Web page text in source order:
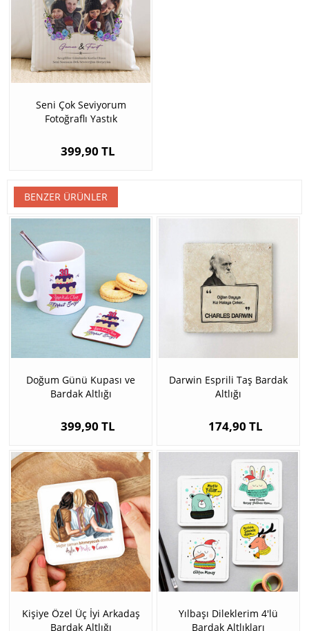
Seni Çok Seviyorum
Fotoğraflı Yastık
399,90 TL
BENZER ÜRÜNLER
Doğum Günü Kupası ve
Bardak Altlığı
399,90 TL
Darwin Esprili Taş Bardak
Altlığı
174,90 TL
Kişiye Özel Üç İyi Arkadaş
Bardak Altlığı
Yılbaşı Dileklerim 4'lü
Bardak Altlıkları